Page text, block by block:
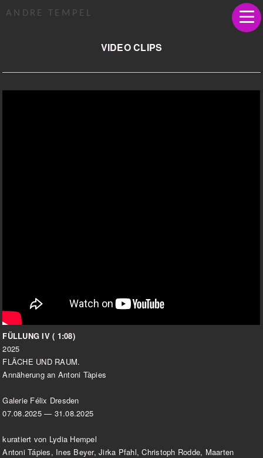
ANDRE TEMPEL
VIDEO CLIPS
FÜLLUNG IV ( 1:08)
2025
FLÄCHE UND RAUM.
Annäherung an Antoni Tàpies
Galerie Félix Dresden
07.08.2025 — 31.08.2025
kuratiert von Lydia Hempel
Antoni Tápies, Ines Beyer, Jirka Pfahl, Christoph Rodde, Maarten